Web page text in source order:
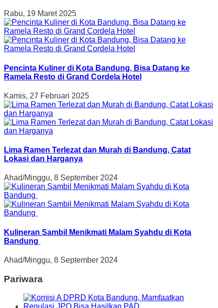
Rabu, 19 Maret 2025
Pencinta Kuliner di Kota Bandung, Bisa Datang ke
Ramela Resto di Grand Cordela Hotel
Kamis, 27 Februari 2025
Lima Ramen Terlezat dan Murah di Bandung, Catat
Lokasi dan Harganya
Ahad/Minggu, 8 September 2024
Kulineran Sambil Menikmati Malam Syahdu di Kota
Bandung
Ahad/Minggu, 8 September 2024
Pariwara